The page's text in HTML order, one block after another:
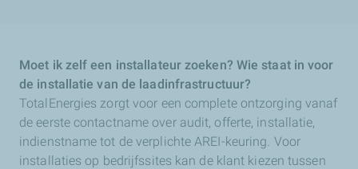
Moet ik zelf een installateur zoeken? Wie staat in voor
de installatie van de laadinfrastructuur?
TotalEnergies zorgt voor een complete ontzorging vanaf
de eerste contactname over audit, offerte, installatie,
indienstname tot de verplichte AREI-keuring. Voor
installaties op bedrijfssites kan de klant kiezen tussen